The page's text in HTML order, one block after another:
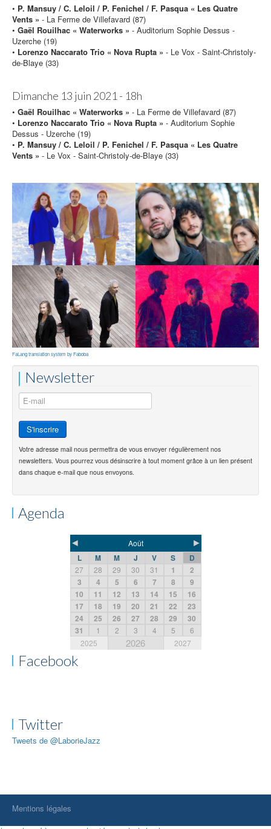
• P. Mansuy / C. Leloil / P. Fenichel / F. Pasqua « Les Quatre
Vents » - La Ferme de Villefavard (87)
• Gaël Rouilhac « Waterworks » - Auditorium Sophie Dessus -
Uzerche (19)
• Lorenzo Naccarato Trio « Nova Rupta » - Le Vox - Saint-Christoly-
de-Blaye (33)
Dimanche 13 juin 2021 - 18h
• Gaël Rouilhac « Waterworks » - La Ferme de Villefavard (87)
• Lorenzo Naccarato Trio « Nova Rupta » - Auditorium Sophie
Dessus - Uzerche (19)
• P. Mansuy / C. Leloil / P. Fenichel / F. Pasqua « Les Quatre
Vents » - Le Vox - Saint-Christoly-de-Blaye (33)
FaLang translation system by Faboba
Newsletter
Votre adresse mail nous permettra de vous envoyer régulièrement nos
newsletters. Vous pourrez vous désinscrire à tout moment grâce à un lien présent
dans chaque e-mail que nous envoyons.
Agenda
◄ Août ►
L M M J V S D
27 28 29 30 31 1
2
3
4 5 6 7 8
9
10
11 12 13 14 15
16
17
18 19 20 21 22
23
24
25 26 27 28 29
30
31
1 2 3 4 5
6
2025
2026 2027
Facebook
Twitter
Tweets de @LaborieJazz
Mentions légales